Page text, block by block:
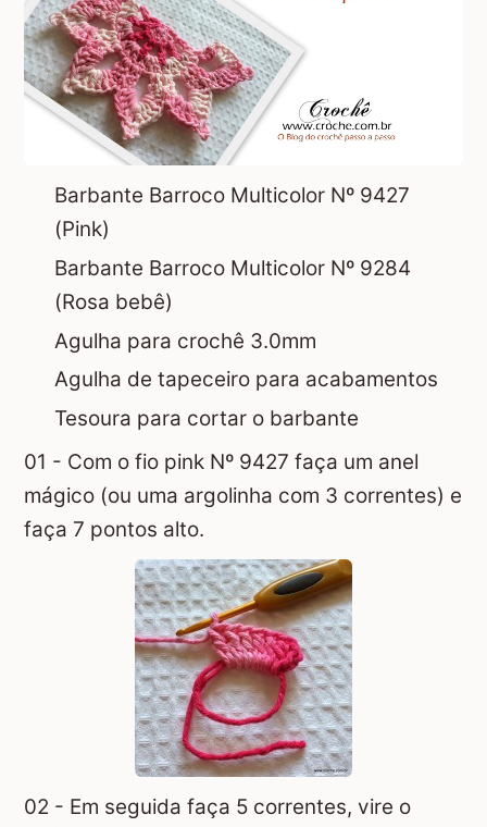
Barbante Barroco Multicolor Nº 9427
(Pink)
Barbante Barroco Multicolor Nº 9284
(Rosa bebê)
Agulha para crochê 3.0mm
Agulha de tapeceiro para acabamentos
Tesoura para cortar o barbante
01 - Com o fio pink Nº 9427 faça um anel
mágico (ou uma argolinha com 3 correntes) e
faça 7 pontos alto.
02 - Em seguida faça 5 correntes, vire o